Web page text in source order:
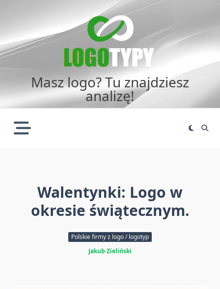
Masz logo? Tu znajdziesz
analizę!
Walentynki: Logo w
okresie świątecznym.
Polskie firmy z logo / logotyp
Jakub Zieliński